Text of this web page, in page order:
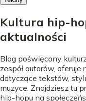
Kultura hip-
aktualności
Blog poświęcony
zespół autorów,
dotyczące tekstów,
muzyce. Znajdziesz tu
hip-hopu na